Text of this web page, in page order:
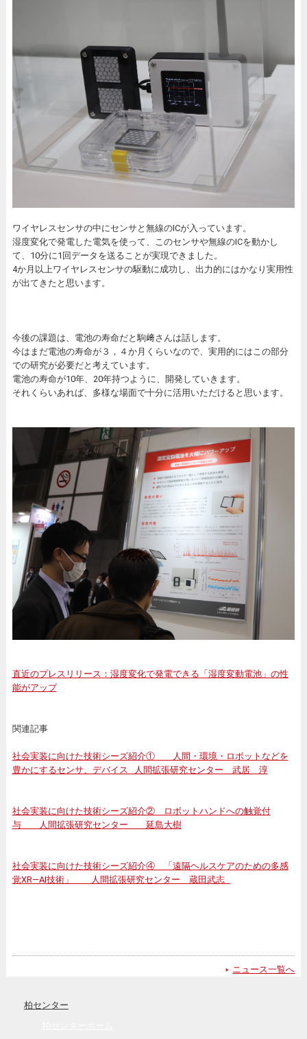
ワイヤレスセンサの中にセンサと無線のICが入っています。
湿度変化で発電した電気を使って、このセンサや無線のICを動かし
て、10分に1回データを送ることが実現できました。
4か月以上ワイヤレスセンサの駆動に成功し、出力的にはかなり実用性
が出てきたと思います。
今後の課題は、電池の寿命だと駒﨑さんは話します。
今はまだ電池の寿命が３，４か月くらいなので、実用的にはこの部分
での研究が必要だと考えています。
電池の寿命が10年、20年持つように、開発していきます。
それくらいあれば、多様な場面で十分に活用いただけると思います。
直近のプレスリリース：湿度変化で発電できる「湿度変動電池」の性
能がアップ
関連記事
社会実装に向けた技術シーズ紹介① 人間・環境・ロボットなどを
豊かにするセンサ、デバイス 人間拡張研究センター 武居 淳
社会実装に向けた技術シーズ紹介② ロボットハンドへの触覚付
与 人間拡張研究センター 延島大樹
社会実装に向けた技術シーズ紹介④ 「遠隔ヘルスケアのための多感
覚XR―AI技術」 人間拡張研究センター 蔵田武志
ニュース一覧へ
柏センター